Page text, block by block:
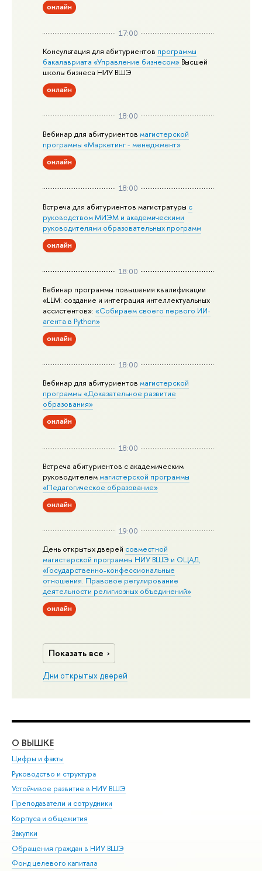
онлайн
17:00
Консультация для абитуриентов программы
бакалавриата «Управление бизнесом» Высшей
школы бизнеса НИУ ВШЭ
онлайн
18:00
Вебинар для абитуриентовмагистерской
программы «Маркетинг - менеджмент»
онлайн
18:00
Встреча для абитуриентов магистратуры с
руководством МИЭМ и академическими
руководителями образовательных программ
онлайн
18:00
Вебинар программы повышения квалификации
«LLM: создание и интеграция интеллектуальных
ассистентов»:«Собираем своего первого ИИ-
агента в Python»
онлайн
18:00
Вебинар для абитуриентовмагистерской
программы «Доказательное развитие
образования»
онлайн
18:00
Встреча абитуриентов с академическим
руководителеммагистерской программы
«Педагогическое образование»
онлайн
19:00
День открытых дверей совместной
магистерской программы НИУ ВШЭ и ОЦАД
«Государственно-конфессиональные
отношения. Правовое регулирование
деятельности религиозных объединений»
онлайн
Показать все
Дни открытых дверей
О ВЫШКЕ
Цифры и факты
Руководство и структура
Устойчивое развитие в НИУ ВШЭ
Преподаватели и сотрудники
Корпуса и общежития
Закупки
Обращения граждан в НИУ ВШЭ
Фонд целевого капитала